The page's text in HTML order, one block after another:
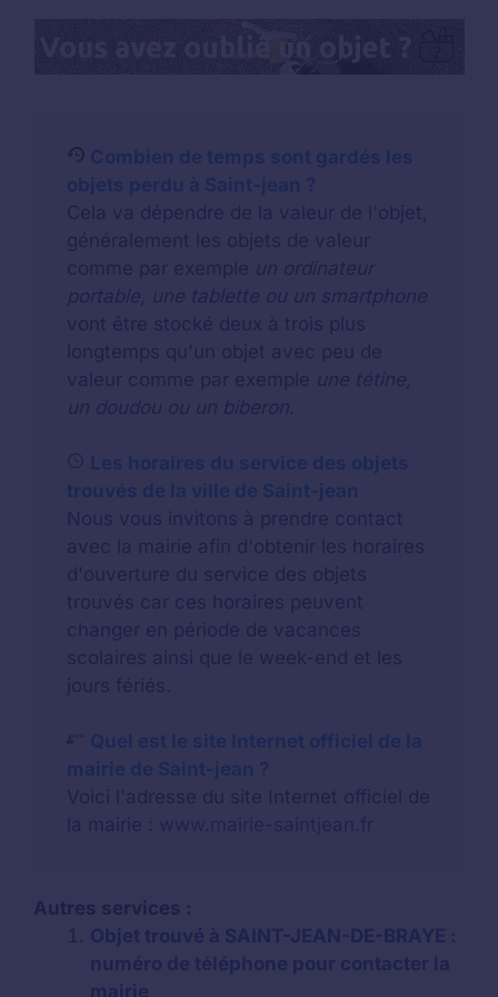
Combien de temps sont gardés les
objets perdu à Saint-jean ?
Cela va dépendre de la valeur de l'objet,
généralement les objets de valeur
comme par exemple un ordinateur
portable, une tablette ou un smartphone
vont être stocké deux à trois plus
longtemps qu'un objet avec peu de
valeur comme par exemple une tétine,
un doudou ou un biberon.
Les horaires du service des objets
trouvés de la ville de Saint-jean
Nous vous invitons à prendre contact
avec la mairie afin d'obtenir les horaires
d'ouverture du service des objets
trouvés car ces horaires peuvent
changer en période de vacances
scolaires ainsi que le week-end et les
jours fériés.
Quel est le site Internet officiel de la
mairie de Saint-jean ?
Voici l'adresse du site Internet officiel de
la mairie : www.mairie-saintjean.fr
Autres services :
Objet trouvé à SAINT-JEAN-DE-BRAYE :
numéro de téléphone pour contacter la
mairie